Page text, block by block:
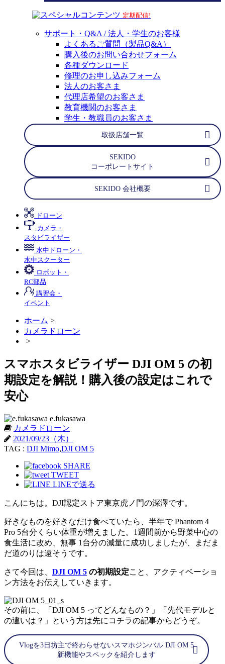
スペシャルコンテンツ 定期配信!
サポート・Q&A / 法人・学生のお客様
よくあるご質問（製品Q&A）
購入後のお問い合わせフォーム
各種ダウンロード
修理のお申し込みフォーム
法人のお客さま
代理店希望のお客さま
教育機関のお客さま
学生・教職員のお客さま
取扱店舗一覧
SEKIDO
コーポレートサイト
SEKIDO 会社概要
ドローン
カメラ・
スタビライザー
水中ドローン・
水中スクーター
ロボット・
RC部品
講習会・
イベント
ホーム >
カメラドローン
>
スマホスタビライザー DJI OM 5 の初
期設定を解説！購入後の設定はこれで
安心
e.fukasawa
カメラドローン
2021/09/23（木）
TAG : DJI Mimo,DJI OM 5
SHARE
TWEET
LINEで送る
こんにちは。DJI認定ストア東京虎ノ門の深澤です。
好きなものを好きなだけ食べていたら、半年で Phantom 4
Pro 5台分くらい体重が増えました。1週間前から野菜中心の
食生活に改め、無事 1台分の減量に成功しましたが、まだま
だ道のりは遠そうです。
さて今回は、 DJI OM 5 の初期設定こと、アクティベーショ
ン方法をお伝えしていきます。
その前に、「DJI OM 5 ってどんなもの？」「先代モデルと
の違いは？」という方は先にコチラの記事からどうぞ。
Vlogを3日坊主で終わらせないスマホジンバル DJI OM 5
新機能やスペックを紹介します